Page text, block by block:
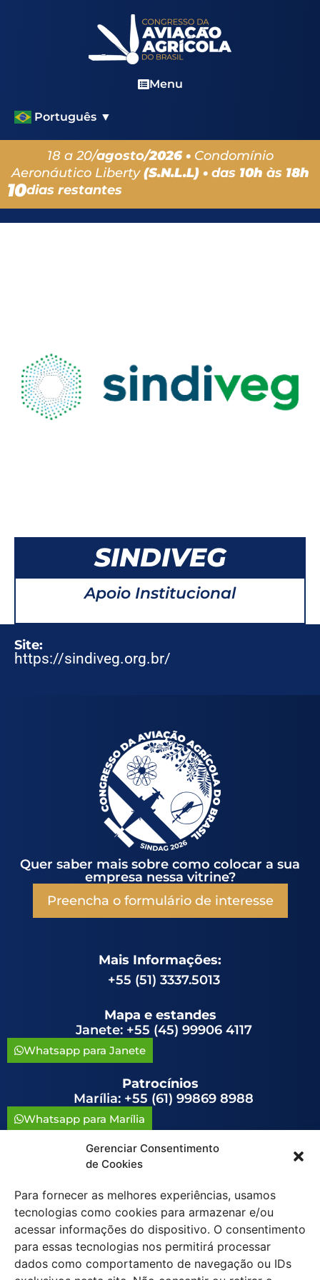
Gerenciar Consentimento
de Cookies
Para fornecer as melhores experiências, usamos
tecnologias como cookies para armazenar e/ou
acessar informações do dispositivo. O consentimento
para essas tecnologias nos permitirá processar
dados como comportamento de navegação ou IDs
Menu
Português ▼
18 a 20/agosto/2026 • Condomínio
Aeronáutico Liberty(S.N.L.L) • das 10h às 18h
10dias restantes
SINDIVEG
Apoio Institucional
Site:
https://sindiveg.org.br/
Quer saber mais sobre como colocar a sua
empresa nessa vitrine?
Preencha o formulário de interesse
Mais Informações:
+55 (51) 3337.5013
Mapa e estandes
Janete: +55 (45) 99906 4117
Whatsapp para Janete
Patrocínios
Marília: +55 (61) 99869 8988
Whatsapp para Marília
congressoavag@congressoavag.org.br
Política de Cookies (BR)